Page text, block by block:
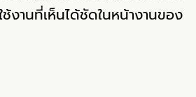
งานที่เห็นได้ชัดในหน้างานของ